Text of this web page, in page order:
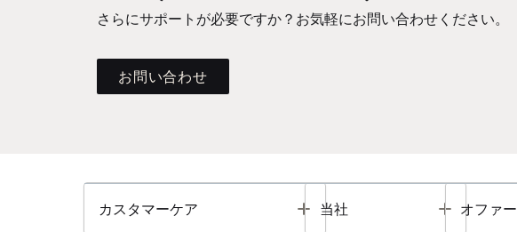
さらにサポートが必要ですか？お気軽にお問い合わせください。
お問い合わせ
カスタマーケア Toggle
当社 Toggle
オファー